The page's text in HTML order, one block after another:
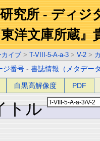
究所 - ディジ
洋文庫所蔵』
カイブ > T-VIII-5-A-a-3 > V-2 >
ジ番号 -書誌情報（メタデー
白黒高解像度 PDF
トル